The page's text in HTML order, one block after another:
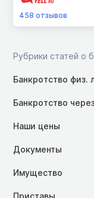
458 отзывов
Рубрики статей о
Банкротство физ.
Банкротство
Наши цены
Документы
Имущество
Приставы